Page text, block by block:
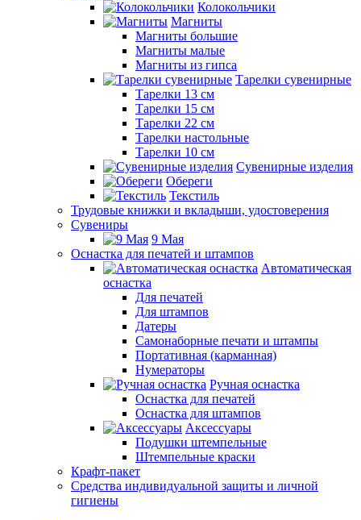
Колокольчики
Магниты
Магниты большие
Магниты малые
Магниты из гипса
Тарелки сувенирные
Тарелки 13 см
Тарелки 15 см
Тарелки 22 см
Тарелки настольные
Тарелки 10 см
Сувенирные изделия
Обереги
Текстиль
Трудовые книжки и вкладыши, удостоверения
Сувениры
9 Мая
Оснастка для печатей и штампов
Автоматическая
оснастка
Для печатей
Для штампов
Датеры
Самонаборные печати и штампы
Портативная (карманная)
Нумераторы
Ручная оснастка
Оснастка для печатей
Оснастка для штампов
Аксессуары
Подушки штемпельные
Штемпельные краски
Крафт-пакет
Средства индивидуальной защиты и личной
гигиены